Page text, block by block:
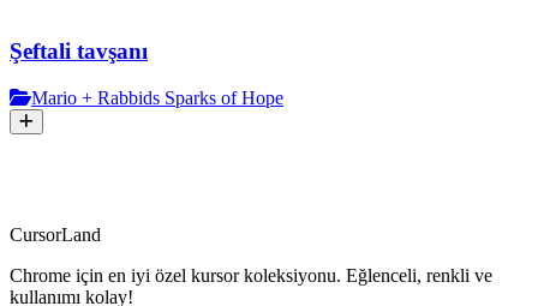
Şeftali tavşanı
Mario + Rabbids Sparks of Hope
CursorLand
Chrome için en iyi özel kursor koleksiyonu. Eğlenceli, renkli ve
kullanımı kolay!